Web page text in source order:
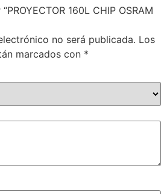
160L CHIP OSRAM
no será publicada. Los
marcados con *